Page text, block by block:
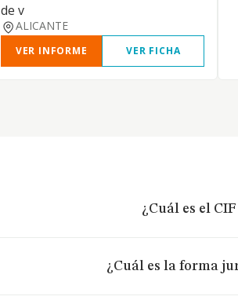
de v
ALICANTE
VER INFORME VER FICHA
¿Cuál es el
¿Cuál es la forma